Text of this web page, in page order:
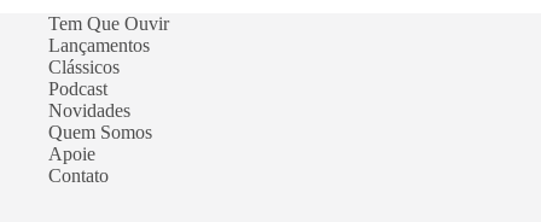
Tem Que Ouvir
Lançamentos
Clássicos
Podcast
Novidades
Quem Somos
Apoie
Contato